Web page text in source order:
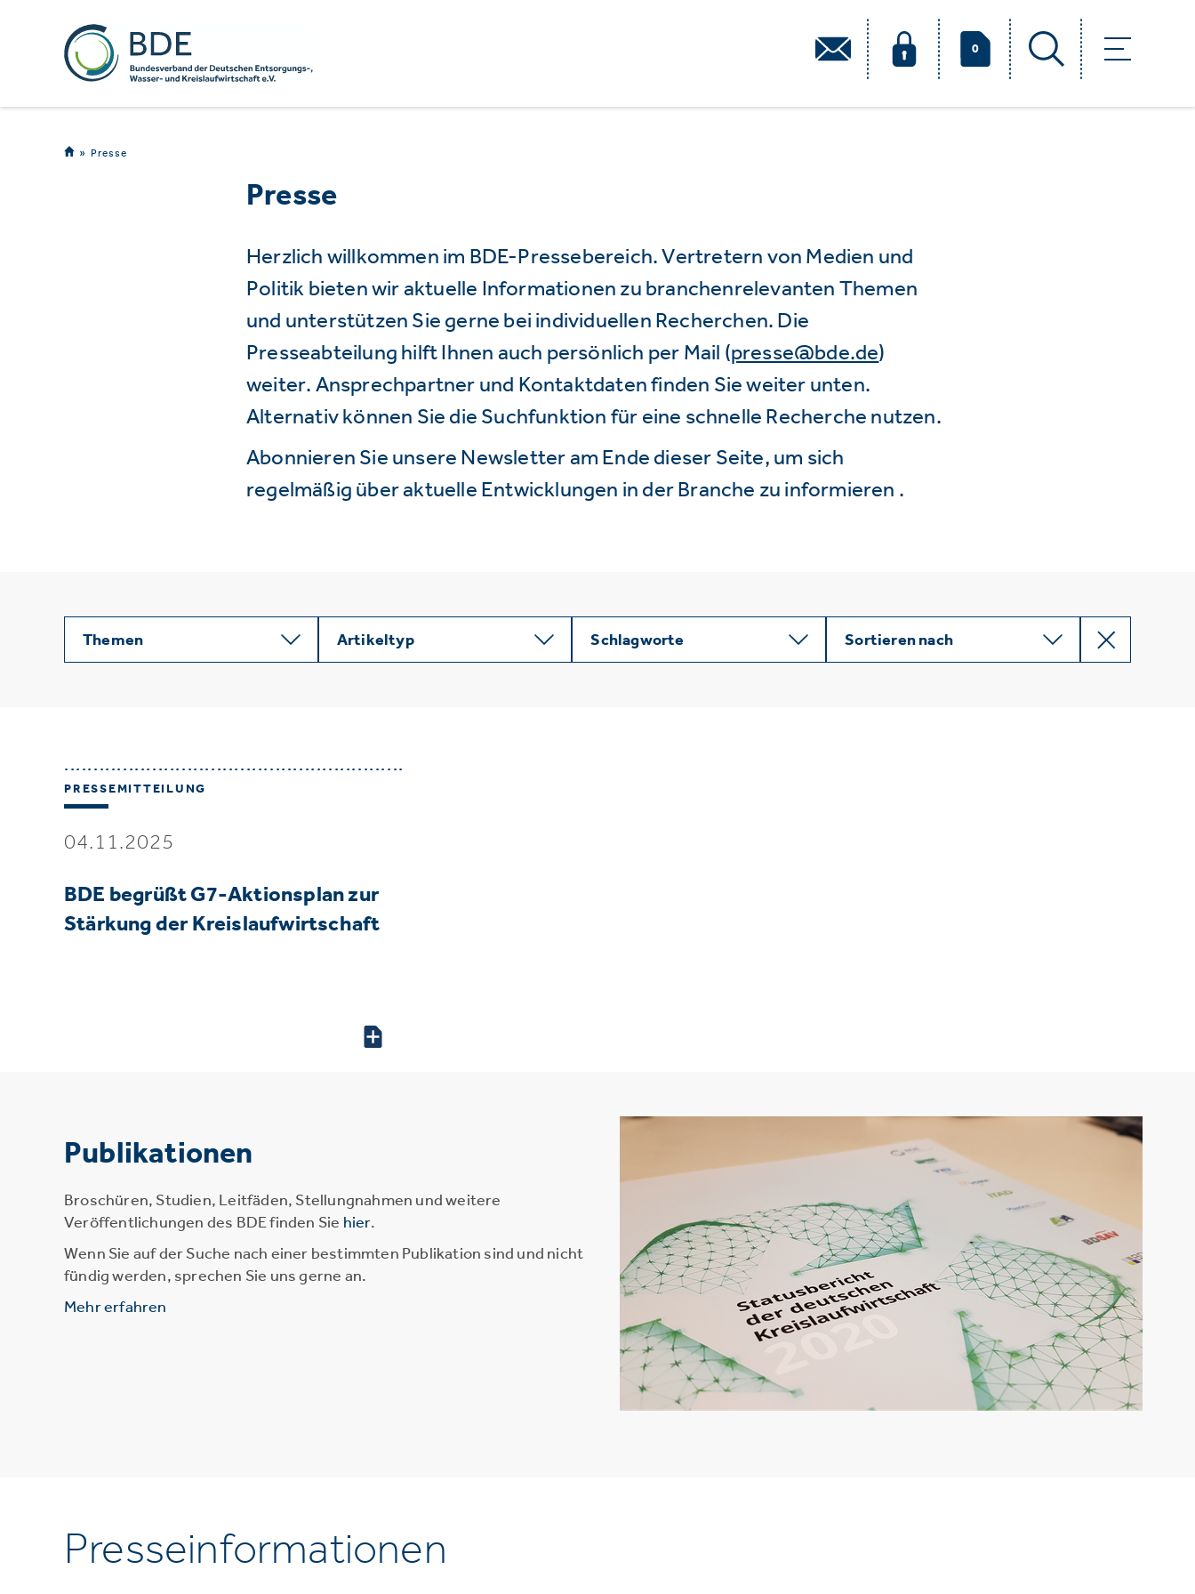
0
Presse
Presse
Herzlich willkommen im BDE-Pressebereich. Vertretern von Medien und
Politik bieten wir aktuelle Informationen zu branchenrelevanten Themen
und unterstützen Sie gerne bei individuellen Recherchen. Die
Presseabteilung hilft Ihnen auch persönlich per Mail (presse@bde.de)
weiter. Ansprechpartner und Kontaktdaten finden Sie weiter unten.
Alternativ können Sie die Suchfunktion für eine schnelle Recherche nutzen.
Abonnieren Sie unsere Newsletter am Ende dieser Seite, um sich
regelmäßig über aktuelle Entwicklungen in der Branche zu informieren .
Themen Artikeltyp Schlagworte Sortieren nach
PRESSEMITTEILUNG
04.11.2025
BDE begrüßt G7-Aktionsplan zur
Stärkung der Kreislaufwirtschaft
Publikationen
Broschüren, Studien, Leitfäden, Stellungnahmen und weitere
Veröffentlichungen des BDE finden Sie hier.
Wenn Sie auf der Suche nach einer bestimmten Publikation sind und nicht
fündig werden, sprechen Sie uns gerne an.
Mehr erfahren
Presseinformationen